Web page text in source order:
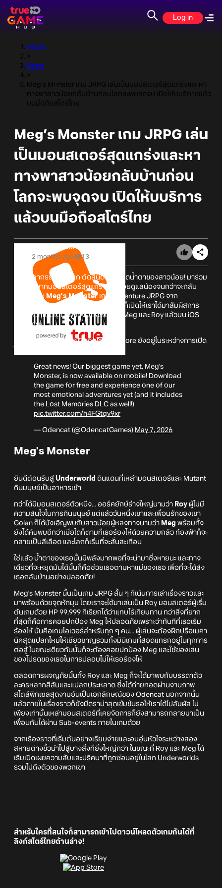
Log in
Home
>
News
>
Meg’s Monster เกม JRPG เล่นเป็นมอนสเตอร์สุดแกร่งและหา
ทางพาสาวน้อยกลับบ้านก่อนโลกจะพบจุดจบ เปิดให้บบริการแล้ว
บนมือถือสโตร์ไทย
Meg’s Monster เกม JRPG เล่น
เป็นมอนสเตอร์สุดแกร่งและหา
ทางพาสาวน้อยกลับบ้านก่อน
โลกจะพบจุดจบ เปิดให้บบริการ
แล้วบนมือถือสโตร์ไทย
Online Station
2 months ago
13
เมื่อชะตากรรมของโลก ตัดสินด้วยหยาดน้ำตาของสาวน้อย! มาร่วม
สวมบทบาทมอนสเตอร์สุดแกร่งและคอยดูแลน้องจนกว่าจะกลับ
บ้านกัน! ใน Meg’s Monsterเกม Adventure JRPG จาก
เวอร์ชันมือถือที่ในตอนนี้นั้นก็เปิดให้เราได้มาสัมผัสการ
ผจญภัยที่เต็มไปด้วยห้วงอารมณ์ของ Meg และ Roy แล้วบน iOS
สโตร์ไทย!
ส่วน Android นั้นทาง Google Play Store ยังอยู่ในระหว่างการเปิด
Great news! Our biggest game yet, Meg's
Monster, is now available on mobile! Download
the game for free and experience one of our
most emotional adventures yet (and it includes
the Lost Memories DLC as well!)
pic.twitter.com/h4FGtqv9xr
— Odencat (@OdencatGames) May 7, 2026
Meg's Monster
ยินดีต้อนรับสู่ Underworld ดินแดนที่เหล่ามอนสเตอร์และ Mutant
กินมนุษย์เป็นอาหารเช้า
ทว่าได้มีมอนสเตอร์ตัวหนึ่ง... ออร์คยักษ์ร่างใหญ่นามว่า Roy ผู้ไม่มี
ความสนใจในการกินมนุษย์ แต่แล้ววันหนึ่งเขาและเพื่อนรักของเขา
Golan ก็ได้บังเอิญพบกับสาวน้อยผู้หลงทางนามว่า Meg พร้อมทั้ง
ยังได้ค้นพบอีกว่าเมื่อใดก็ตามที่เธอร้องไห้ด้วยความกลัว ท้องฟ้าก็จะ
กลายเป็นสีเลือด และโลกก็เริ่มที่จะสั่นสะเทือน
ใช่แล้ว น้ำตาของเธอนั้นมีพลังมากพอที่จะนำมาซึ่งหายนะ และทาง
เดียวที่จะหยุดมันได้นั้นก็คือช่วยเธอตามหาแม่ของเธอ เพื่อที่จะได้ส่ง
เธอกลับบ้านอย่างปลอดภัย!
Meg's Monster นั้นเป็นเกม JRPG สั้น ๆ ที่เน้นการเล่าเรื่องราวและ
มาพร้อมด้วยจุดหักมุม โดยเราจะได้มาเล่นเป็น Roy มอนสเตอร์ผู้เริ่ม
ต้นเกมด้วย HP 99,999 ที่เรียกได้ว่าแทบไร้เทียมทาน ทว่าสิ่งที่ยาก
ที่สุดก็คือการคอยปกป้อง Meg ให้ปลอดภัยเพราะว่าทันทีที่เธอเริ่ม
ร้องไห้ นั่นคือเกมโอเวอร์สำหรับทุก ๆ คน... ผู้เล่นจะต้องฝึกปรือเมคา
นิคสุดแปลกใหม่ให้เชี่ยวชาญรวมทั้งมินิเกมที่สอดแทรกอยู่ในทุกการ
ต่อสู้ ในขณะเดียวกันนั้นก็จะต้องคอยปกป้อง Meg และใช้ของเล่น
ของโปรดของเธอในการปลอบไม่ให้เธอร้องไห้
ตลอดการผจญภัยนั้นทั้ง Roy และ Meg ก็จะได้มาพบกับบรรดาตัว
ละครหลากสีสันและแปลกประหลาด ซึ่งได้ถ่ายทอดผ่านงานภาพ
สไตล์พิกเซลสุดงามอันเป็นเอกลักษณ์ของ Odencat นอกจากนั้น
แล้วภายในเรื่องราวก็ยังมีดราม่าสุดเข้มข้นรอให้เราได้ไปสัมผัส ไม่
เพียงเท่านั้นเหล่ามอนสเตอร์ที่เคยจัดการก็ยังสามารถกลายมาเป็น
เพื่อนกันได้ผ่าน Sub-events ภายในเกมด้วย
จากเรื่องราวที่เริ่มต้นอย่างเรียบง่ายและอบอุ่นหัวใจระหว่างสอง
สหายต่างขั้วนำไปสู่บางสิ่งที่ยิ่งใหญ่กว่า ในขณะที่ Roy และ Meg ได้
เริ่มเปิดเผยความลับและปริศนาที่ถูกซ่อนอยู่ในโลก Underworlds
รวมไปถึงตัวของพวกเขา
สำหรับใครที่สนใจก็สามารถเข้าไปดาวน์โหลดตัวเกมกันได้ที่
ลิงก์สโตร์ไทยด้านล่าง!